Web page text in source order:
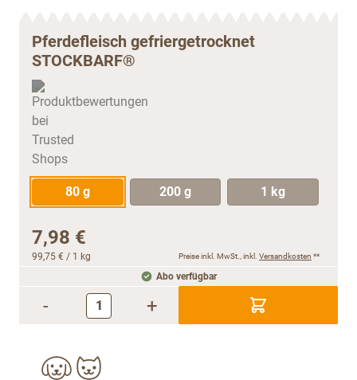
Pferdefleisch gefriergetrocknet
STOCKBARF®
80 g 200 g 1 kg
7,98 €
99,75 € / 1 kg Preise inkl. MwSt., inkl. Versandkosten **
Abo verfügbar
- +